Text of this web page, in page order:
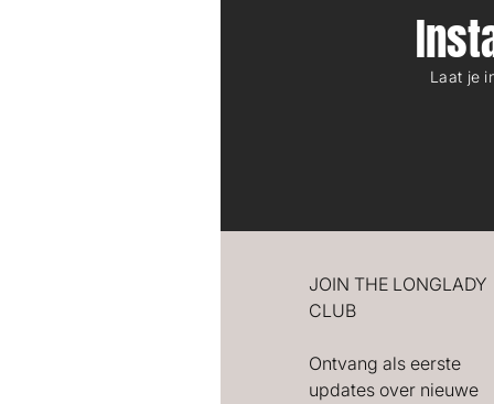
Laat je
JOIN THE LONGLADY
CLUB
Ontvang als eerste
updates over nieuwe